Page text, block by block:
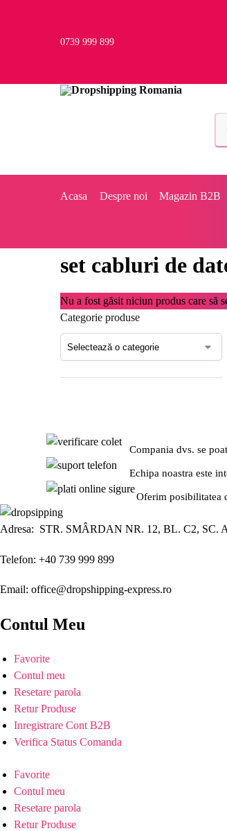
0739 999 899
Acasa Despre noi Magazin B2B
set cabluri de
Nu a fost găsit niciun produs care să
Categorie produse
Compania dvs. se
Echipa noastra este
Oferim posibilitatea
Adresa: STR. SMÂRDAN NR. 12, BL. C2, SC.
Telefon: +40 739 999 899
Email: office@dropshipping-express.ro
Contul Meu
Favorite
Contul meu
Resetare parola
Retur Produse
Inregistrare Cont B2B
Verifica Status Comanda
Favorite
Contul meu
Resetare parola
Retur Produse